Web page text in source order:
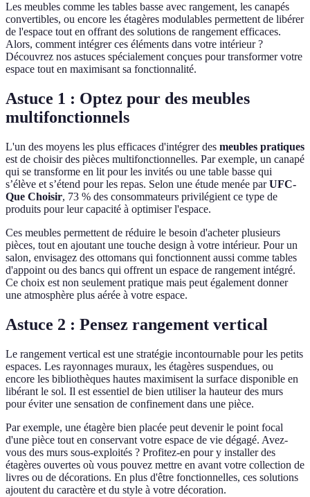
Les meubles comme les tables basse avec rangement, les canapés
convertibles, ou encore les étagères modulables permettent de libérer
de l'espace tout en offrant des solutions de rangement efficaces.
Alors, comment intégrer ces éléments dans votre intérieur ?
Découvrez nos astuces spécialement conçues pour transformer votre
espace tout en maximisant sa fonctionnalité.
Astuce 1 : Optez pour des meubles
multifonctionnels
L'un des moyens les plus efficaces d'intégrer des meubles pratiques
est de choisir des pièces multifonctionnelles. Par exemple, un canapé
qui se transforme en lit pour les invités ou une table basse qui
s’élève et s’étend pour les repas. Selon une étude menée parUFC-
Que Choisir, 73 % des consommateurs privilégient ce type de
produits pour leur capacité à optimiser l'espace.
Ces meubles permettent de réduire le besoin d'acheter plusieurs
pièces, tout en ajoutant une touche design à votre intérieur. Pour un
salon, envisagez des ottomans qui fonctionnent aussi comme tables
d'appoint ou des bancs qui offrent un espace de rangement intégré.
Ce choix est non seulement pratique mais peut également donner
une atmosphère plus aérée à votre espace.
Astuce 2 : Pensez rangement vertical
Le rangement vertical est une stratégie incontournable pour les petits
espaces. Les rayonnages muraux, les étagères suspendues, ou
encore les bibliothèques hautes maximisent la surface disponible en
libérant le sol. Il est essentiel de bien utiliser la hauteur des murs
pour éviter une sensation de confinement dans une pièce.
Par exemple, une étagère bien placée peut devenir le point focal
d'une pièce tout en conservant votre espace de vie dégagé. Avez-
vous des murs sous-exploités ? Profitez-en pour y installer des
étagères ouvertes où vous pouvez mettre en avant votre collection de
livres ou de décorations. En plus d'être fonctionnelles, ces solutions
ajoutent du caractère et du style à votre décoration.